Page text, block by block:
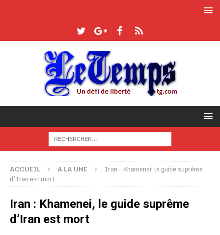
ACCUEIL A LA UNE
Iran : Khamenei, le guide suprême
d’Iran est mort
Iran : Khamenei, le guide suprême
d’Iran est mort